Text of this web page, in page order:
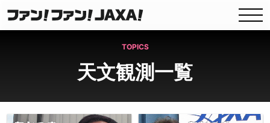
TOPICS
天文観測一覧